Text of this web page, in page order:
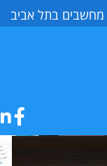
מחשבים בתל אביב